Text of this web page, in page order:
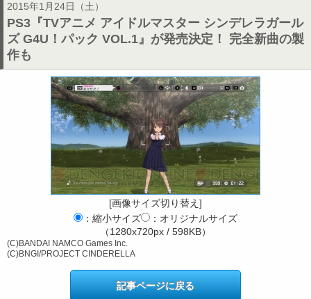
2015年1月24日（土）
PS3『TVアニメ アイドルマスター シンデレラガール
ズ G4U！パック VOL.1』が発売決定！ 完全新曲の製
作も
[画像サイズ切り替え]
：縮小サイズ
：オリジナルサイズ
（1280x720px / 598KB）
(C)BANDAI NAMCO Games Inc.
(C)BNGI/PROJECT CINDERELLA
記事ページに戻る